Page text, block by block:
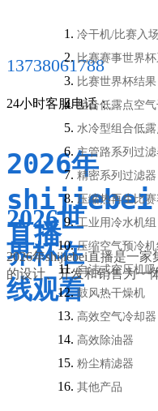
13738061788
24小时客服电话：
2026年
shijiebei
直播
2026世
界杯在
线观看
2026年shijiebei直播是一
的设计、开发和销售为一
冷干机/比赛入
比赛赛事世界杯
比赛世界杯结果
组合低露点空
水冷型组合低
主管路系列过滤
精密系列过滤器
压缩热再生比
工业用冷水机组
压缩空气预冷机
自洁式空压机
鼓风热干燥机
高效空气冷却器
高效除油器
粉尘精滤器
其他产品